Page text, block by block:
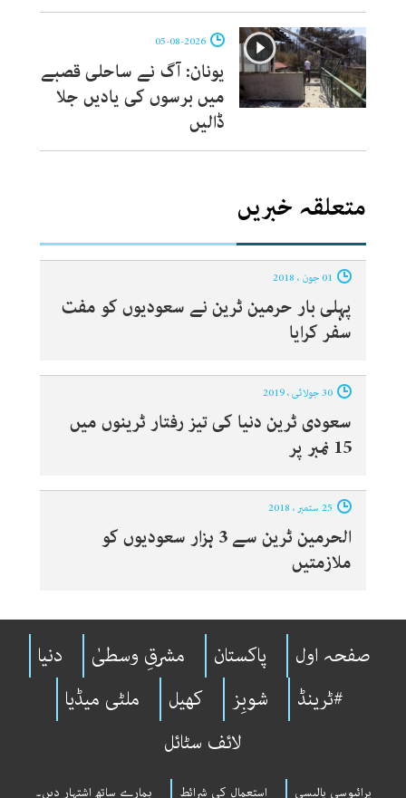
یونان: آگ نے ساحلی قصبے
میں برسوں کی یادیں جلا
ڈالیں
متعلقہ خبریں
پہلی بار حرمین ٹرین نے سعودیوں کو مفت
سفر کرایا
سعودی ٹرین دنیا کی تیز رفتار ٹرینوں میں
15 نمبر پر
الحرمین ٹرین سے 3 ہزار سعودیوں کو
ملازمتیں
صفحہ اول پاکستان مشرقِ وسطیٰ
دنیا
#ٹرینڈ
شوبِز کھیل
ملٹی میڈیا
لائف سٹائل
پرائیوسی پالیسی استعمال کی شرائط ہمارے ساتھ اشتہار دیں۔